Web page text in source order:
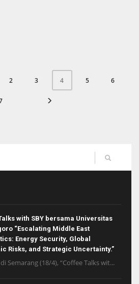
2 3 4 5 6
with SBY bersama Universitas
“Escalating Middle East
Energy Security, Global
Risks, and Strategic Uncertainty.”
Semarang (18/4), “Coffee Talks wit...